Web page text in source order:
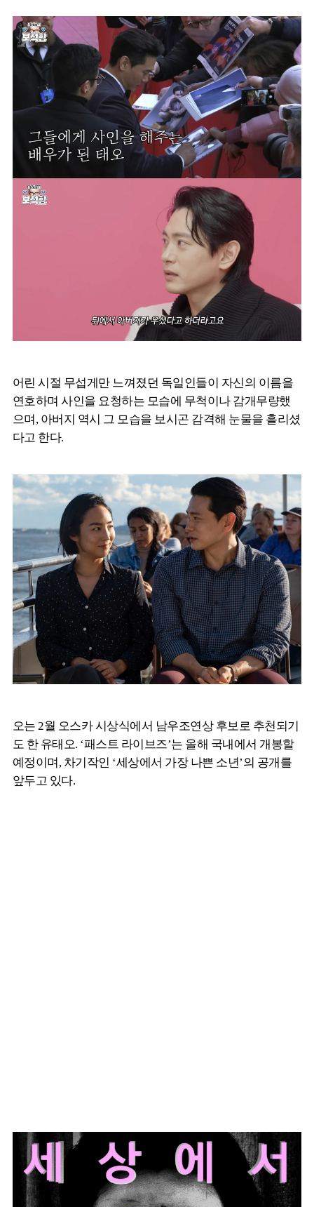
어린 시절 무섭게만 느껴졌던 독일인들이 자신의 이름을
연호하며 사인을 요청하는 모습에 무척이나 감개무량했
으며, 아버지 역시 그 모습을 보시곤 감격해 눈물을 흘리셨
다고 한다.
오는 2월 오스카 시상식에서 남우조연상 후보로 추천되기
도 한 유태오. ‘패스트 라이브즈’는 올해 국내에서 개봉할
예정이며, 차기작인 ‘세상에서 가장 나쁜 소년’의 공개를
앞두고 있다.